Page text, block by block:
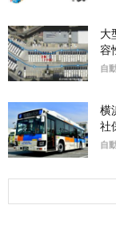
大
容
自
横
社
自